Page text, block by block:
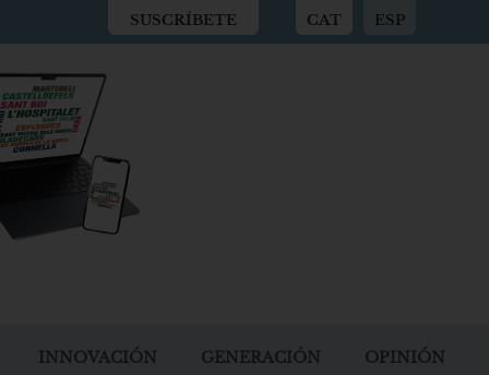
SUSCRÍBETE CAT ESP
INNOVACIÓN GENERACIÓN OPINIÓN